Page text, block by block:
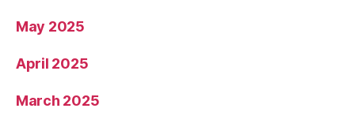
May 2025
April 2025
March 2025